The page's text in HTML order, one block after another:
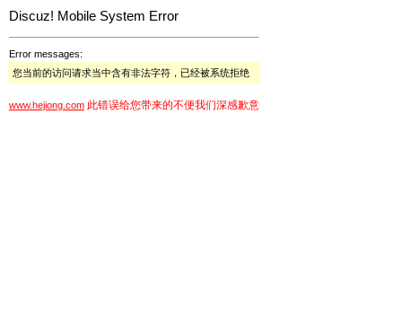
Discuz! Mobile System Error
Error messages:
您当前的访问请求当中含有非法字符，已经被系统拒绝
www.hejiong.com 此错误给您带来的不便我们深感歉意